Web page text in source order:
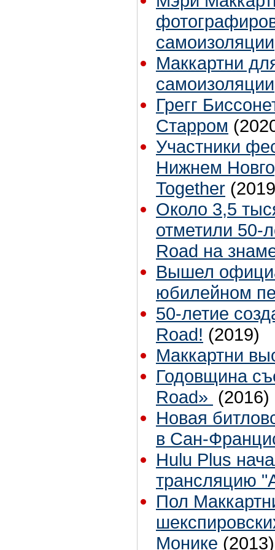
самоизоляции
Маккартни
Грегг
Старром
Участники
Нижнем
Together
Около 3,5
отметили 50-
Road на
Вышел
юбилейном
50-летие
Road! (2019)
Маккартни
Годовщина
Road» (2016)
Новая
в Сан-
Hulu Plus
трансляцию
Пол
Монике (2013)